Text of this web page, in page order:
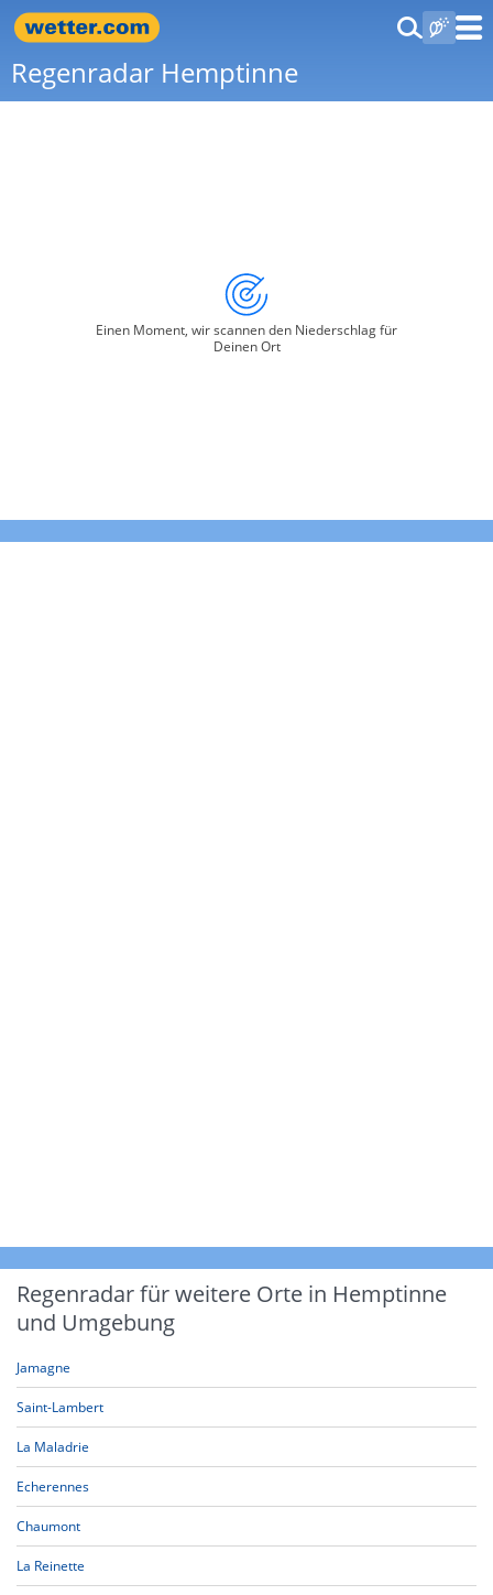
Regenradar Hemptinne
Einen Moment, wir scannen den Niederschlag für
Deinen Ort
Regenradar für weitere Orte in Hemptinne
und Umgebung
Jamagne
Saint-Lambert
La Maladrie
Echerennes
Chaumont
La Reinette